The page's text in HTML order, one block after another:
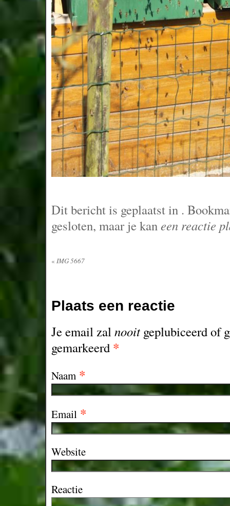
Dit bericht is geplaatst in .
gesloten, maar je kaneen reactie
« IMG 5667
Plaats een reactie
Je email zalnooitgeplubiceerd of
gemarkeerd *
Naam *
Email *
Website
Reactie